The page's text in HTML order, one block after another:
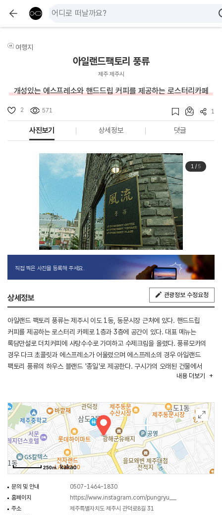
여행지
아일랜드팩토리 풍류
제주 제주시
개성있는 에스프레소와 핸드드립 커피를 제공하는 로스터리카페
2 571 1
사진보기 상세정보 댓글
1/ 5
직접 찍은 사진을 등록해 주세요.
상세정보 관광정보 수정요청
아일랜드 팩토리 풍류는 제주시 이도 1동, 동문시장 근처에 있다. 핸드드립
커피를 제공하는 로스터리 카페로 1층과 3층에 공간이 있다. 대표 메뉴는
록담만설로 더치커피에 사탕수수로 가미하고 수제크림을 올렸다. 풍류모카의
경우 다크 초콜릿과 에스프레소가 어울렸으며 에스프레소의 경우 아일랜드
팩토리 풍류의 하우스 블랜드 '종일'로 제공한다. 구시가의 오래된 건물에서
느껴지는 빈티지한 감성이 있으며 2층에는 의류숍이 있다. 주변 여행지로
내용 더보기
250m
문의 및 안내
0507-1464-1830
홈페이지
https://www.instagram.com/pungryu__
주소
제주특별자치도 제주시 관덕로8길 31